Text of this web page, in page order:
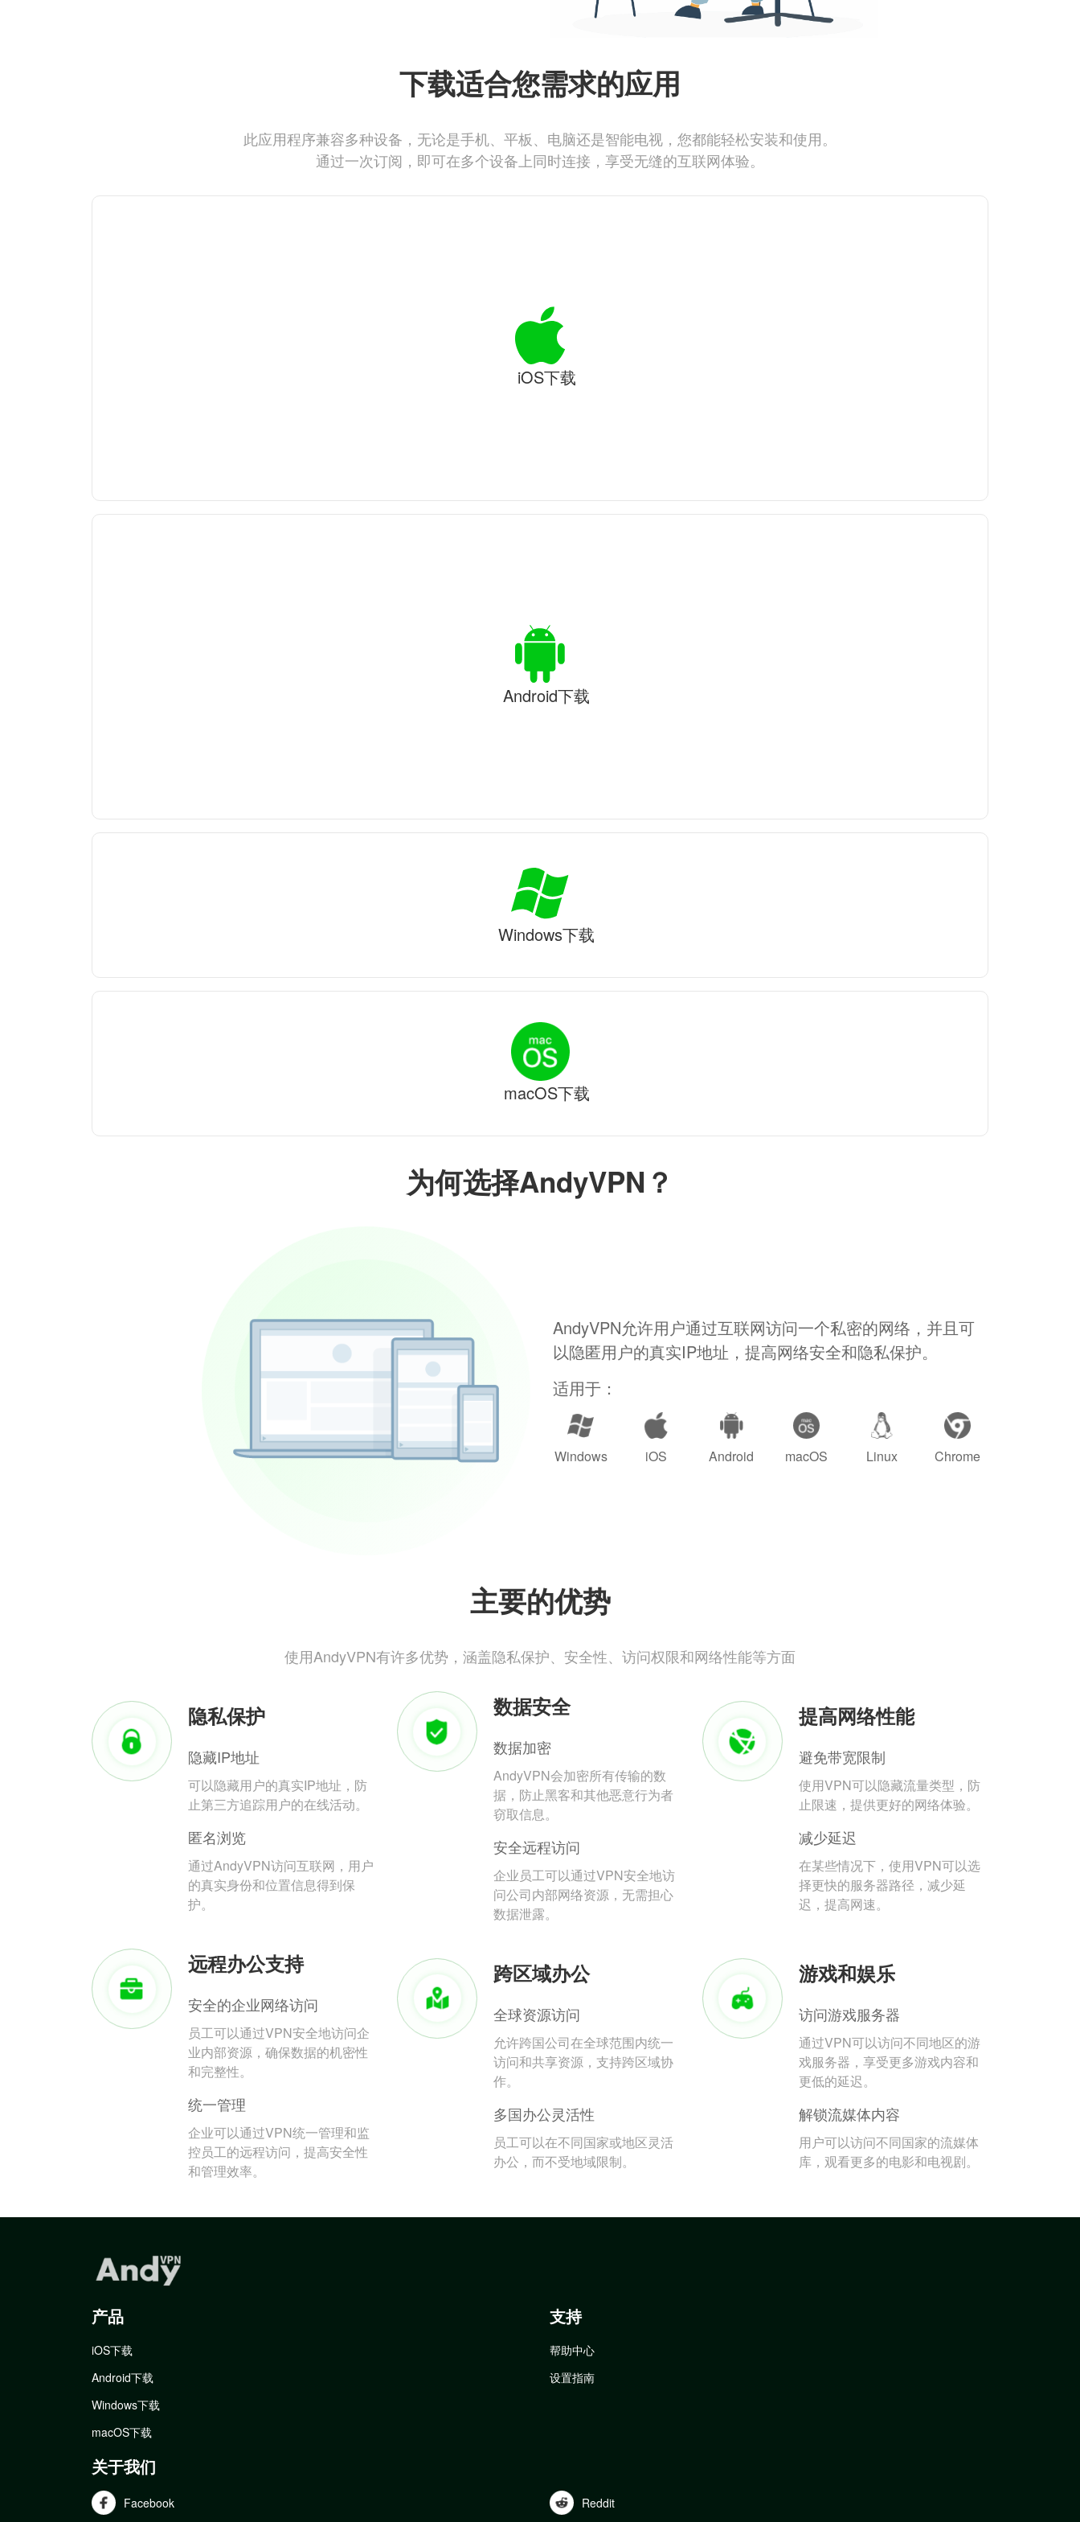
为何选择AndyVPN？
AndyVPN允许用户通过互联网访问一个私密的网络，并且可
以隐匿用户的真实IP地址，提高网络安全和隐私保护。
适用于：
Windows iOS Android macOS Linux Chrome
主要的优势
使用AndyVPN有许多优势，涵盖隐私保护、安全性、访问权限和网络性能等方面
隐私保护
隐藏IP地址
可以隐藏用户的真实IP地址，防
止第三方追踪用户的在线活动。
匿名浏览
通过AndyVPN访问互联网，用户
的真实身份和位置信息得到保
护。
数据安全
数据加密
AndyVPN会加密所有传输的数
据，防止黑客和其他恶意行为者
窃取信息。
安全远程访问
企业员工可以通过VPN安全地访
问公司内部网络资源，无需担心
数据泄露。
提高网络性能
避免带宽限制
使用VPN可以隐藏流量类型，防
止限速，提供更好的网络体验。
减少延迟
在某些情况下，使用VPN可以选
择更快的服务器路径，减少延
迟，提高网速。
远程办公支持
安全的企业网络访问
员工可以通过VPN安全地访问企
业内部资源，确保数据的机密性
和完整性。
统一管理
企业可以通过VPN统一管理和监
控员工的远程访问，提高安全性
和管理效率。
跨区域办公
全球资源访问
允许跨国公司在全球范围内统一
访问和共享资源，支持跨区域协
作。
多国办公灵活性
员工可以在不同国家或地区灵活
办公，而不受地域限制。
游戏和娱乐
访问游戏服务器
通过VPN可以访问不同地区的游
戏服务器，享受更多游戏内容和
更低的延迟。
解锁流媒体内容
用户可以访问不同国家的流媒体
库，观看更多的电影和电视剧。
下载适合您需求的应用
此应用程序兼容多种设备，无论是手机、平板、电脑还是智能电视，您都能轻松安装和使用。
通过一次订阅，即可在多个设备上同时连接，享受无缝的互联网体验。
iOS下载
Android下载
Windows下载
macOS下载
产品
iOS下载
Android下载
Windows下载
macOS下载
支持
帮助中心
设置指南
关于我们
Facebook Reddit